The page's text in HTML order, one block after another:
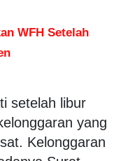
WFH Setelah
setelah libur
yang
Kelonggaran